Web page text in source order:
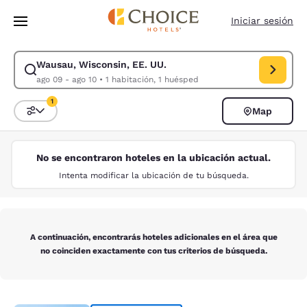
Pasar A Contenido Principal
Iniciar sesión
Wausau, Wisconsin, EE. UU.
ago 09 - ago 10• 1 habitación, 1 huésped
Modificar la búsqueda de Wausau, Wisconsin, EE. UU.. Fecha de
Ordenar y filtrar
1
Map
No se encontraron hoteles en la ubicación actual.
Intenta modificar la ubicación de tu búsqueda.
A continuación, encontrarás hoteles adicionales en el área que
no coinciden exactamente con tus criterios de búsqueda.